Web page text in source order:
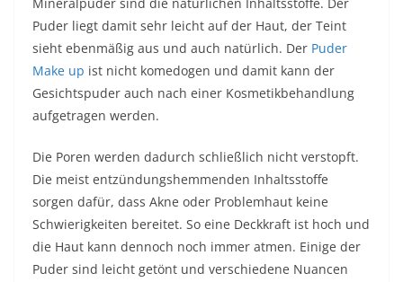
Puder liegt damit sehr leicht auf der Haut, der Teint
sieht ebenmäßig aus und auch natürlich. Der Puder
Make up ist nicht komedogen und damit kann der
Gesichtspuder auch nach einer Kosmetikbehandlung
aufgetragen werden.
Die Poren werden dadurch schließlich nicht verstopft.
Die meist entzündungshemmenden Inhaltsstoffe
sorgen dafür, dass Akne oder Problemhaut keine
Schwierigkeiten bereitet. So eine Deckkraft ist hoch und
die Haut kann dennoch noch immer atmen. Einige der
Puder sind leicht getönt und verschiedene Nuancen